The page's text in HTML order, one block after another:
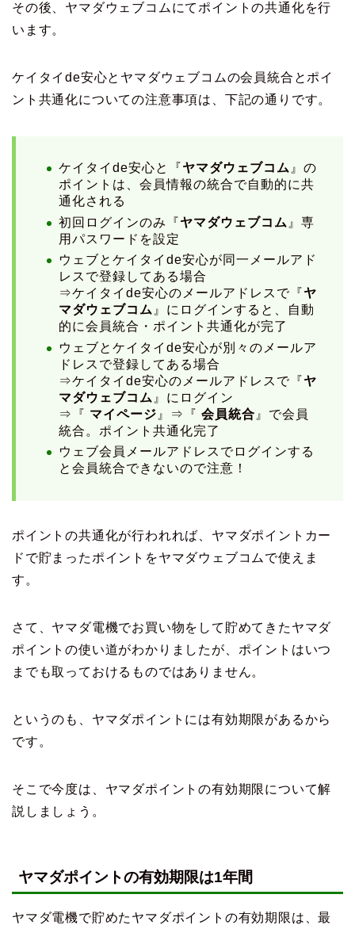
その後、ヤマダウェブコムにてポイントの共通化を行
います。
ケイタイde安心とヤマダウェブコムの会員統合とポイ
ント共通化についての注意事項は、下記の通りです。
ケイタイde安心と『ヤマダウェブコム 』の
ポイントは、会員情報の統合で自動的に共
通化される
初回ログインのみ『ヤマダウェブコム 』専
用パスワードを設定
ウェブとケイタイde安心が同一メールアド
レスで登録してある場合
⇒ケイタイde安心のメールアドレスで『ヤ
マダウェブコム 』にログインすると、自動
的に会員統合・ポイント共通化が完了
ウェブとケイタイde安心が別々のメールア
ドレスで登録してある場合
⇒ケイタイde安心のメールアドレスで『ヤ
マダウェブコム 』にログイン
⇒『 マイページ 』⇒『 会員統合 』で会員
統合。ポイント共通化完了
ウェブ会員メールアドレスでログインする
と会員統合できないので注意！
ポイントの共通化が行われれば、ヤマダポイントカー
ドで貯まったポイントをヤマダウェブコムで使えま
す。
さて、ヤマダ電機でお買い物をして貯めてきたヤマダ
ポイントの使い道がわかりましたが、ポイントはいつ
までも取っておけるものではありません。
というのも、ヤマダポイントには有効期限があるから
です。
そこで今度は、ヤマダポイントの有効期限について解
説しましょう。
ヤマダポイントの有効期限は1年間
ヤマダ電機で貯めたヤマダポイントの有効期限は、最